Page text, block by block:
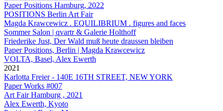
Paper Positions Hamburg, 2022
POSITIONS Berlin Art Fair
Magda Krawcewicz . EQUILIBRIUM . figures and faces
Sommer Salon | qvartr & Galerie Holthoff
Friederike Just, Der Wald muß heute draussen bleiben
Paper Positions, Berlin | Magda Krawcewicz
VOLTA, Basel, Alex Ewerth
2021
Karlotta Freier - 140E 16TH STREET, NEW YORK
Paper Works #007
Art Fair Hamburg , 2021
Alex Ewerth, Kyoto